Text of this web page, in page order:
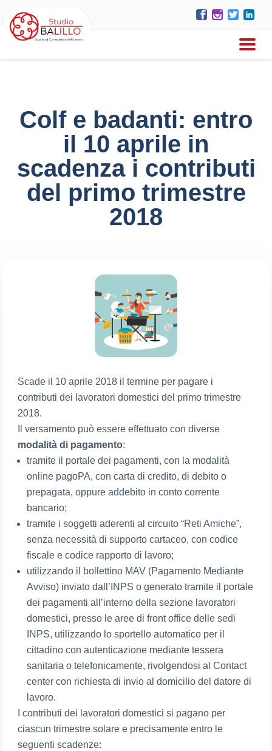
Colf e badanti: entro
il 10 aprile in
scadenza i contributi
del primo trimestre
2018
Scade il 10 aprile 2018 il termine per pagare i
contributi dei lavoratori domestici del primo trimestre
2018.
Il versamento può essere effettuato con diverse
modalità di pagamento:
tramite il portale dei pagamenti, con la modalità
online pagoPA, con carta di credito, di debito o
prepagata, oppure addebito in conto corrente
bancario;
tramite i soggetti aderenti al circuito “Reti Amiche”,
senza necessità di supporto cartaceo, con codice
fiscale e codice rapporto di lavoro;
utilizzando il bollettino MAV (Pagamento Mediante
Avviso) inviato dall’INPS o generato tramite il portale
dei pagamenti all’interno della sezione lavoratori
domestici, presso le aree di front office delle sedi
INPS, utilizzando lo sportello automatico per il
cittadino con autenticazione mediante tessera
sanitaria o telefonicamente, rivolgendosi al Contact
center con richiesta di invio al domicilio del datore di
lavoro.
I contributi dei lavoratori domestici si pagano per
ciascun trimestre solare e precisamente entro le
seguenti scadenze: